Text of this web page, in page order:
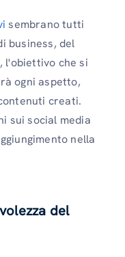
sembrano tutti
business, del
l'obiettivo che si
ogni aspetto,
creati.
sui social media
nella
del